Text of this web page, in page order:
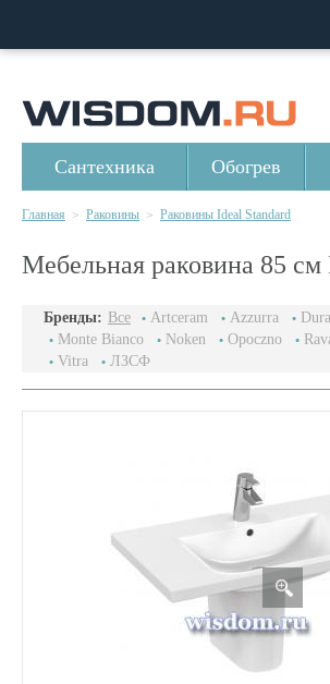
Сантехника Обогрев
Главная > Раковины > Раковины Ideal Standard
Мебельная раковина 85
Бренды: Все Artceram Azzurra
Monte Bianco
Noken Opoczno
Vitra
ЛЗСФ